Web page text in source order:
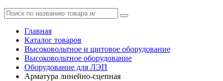
Главная
Каталог товаров
Высоковольтное и щитовое оборудование
Высоковольтное оборудование
Оборудование для ЛЭП
Арматура линейно-сцепная